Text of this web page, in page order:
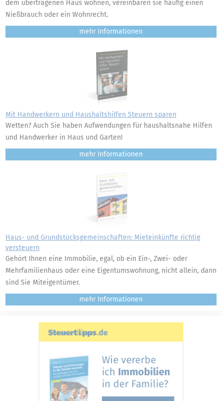
dem übertragenen Haus wohnen, vereinbaren sie häufig einen
Nießbrauch oder ein Wohnrecht.
mehr
Mit Handwerkern und Haushaltshilfen Steuern sparen
Wetten? Auch Sie haben Aufwendungen für haushaltsnahe Hilfen
und Handwerker in Haus und Garten!
mehr
Haus- und Grundstücksgemeinschaften: Mieteinkünfte richtig
versteuern
Gehört Ihnen eine Immobilie, egal, ob ein Ein-, Zwei- oder
Mehrfamilienhaus oder eine Eigentumswohnung, nicht allein, dann
sind Sie Miteigentümer.
mehr